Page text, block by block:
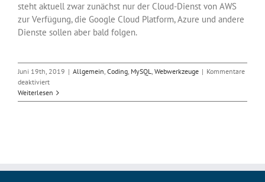
steht aktuell zwar zunächst nur der Cloud-Dienst von AWS
zur Verfügung, die Google Cloud Platform, Azure und andere
Dienste sollen aber bald folgen.
Juni 19th, 2019 | Allgemein, Coding, MySQL, Webwerkzeuge | Kommentare
deaktiviertfür
NoSQL-
Datenbank
Weiterlesen